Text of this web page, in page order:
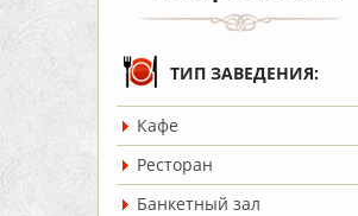
ТИП ЗАВЕДЕНИЯ:
Кафе
Ресторан
Банкетный зал